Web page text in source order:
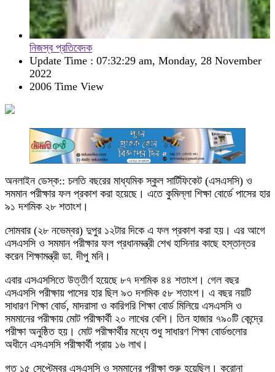
নিজস্ব প্রতিবেদক
Update Time : 07:32:29 am, Monday, 28 November
2022
2006 Time View
অনলাইন ডেস্ক:: চলতি বছরের মাধ্যমিক স্কুল সার্টিফিকেট (এসএসসি) ও
সমমান পরীক্ষার ফল প্রকাশ করা হয়েছে। এতে কুমিল্লা শিক্ষা বোর্ডে পাসের হার
৯১ দশমিক ২৮ শতাংশ।
সোমবার (২৮ নভেম্বর) দুপুর ১২টার দিকে এ ফল প্রকাশ করা হয়। এর আগে
এসএসসি ও সমমান পরীক্ষার ফল প্রধানমন্ত্রী শেখ হাসিনার কাছে হস্তান্তর
করেন শিক্ষামন্ত্রী ডা. দীপু মনি।
এবার এসএসসিতে উত্তীর্ণ হয়েছে ৮৭ দশমিক ৪৪ শতাংশ। গেল বছর
এসএসসি পরীক্ষায় পাসের হার ছিল ৯৩ দশমিক ৫৮ শতাংশ। এ বছর নয়টি
সাধারণ শিক্ষা বোর্ড, মাদরাসা ও কারিগরি শিক্ষা বোর্ড মিলিয়ে এসএসসি ও
সমমানের পরীক্ষায় মোট পরীক্ষার্থী ২০ লাখের বেশি। তিন হাজার ৭৯০টি কেন্দ্রে
পরীক্ষা অনুষ্ঠিত হয়। মোট পরীক্ষার্থীর মধ্যে শুধু সাধারণ শিক্ষা বোর্ডগুলোর
অধীনে এসএসসি পরীক্ষার্থী প্রায় ১৬ লাখ।
গত ১৫ সেপ্টেম্বর এসএসসি ও সমমানের পরীক্ষা শুরু হয়েছিল। করোনা